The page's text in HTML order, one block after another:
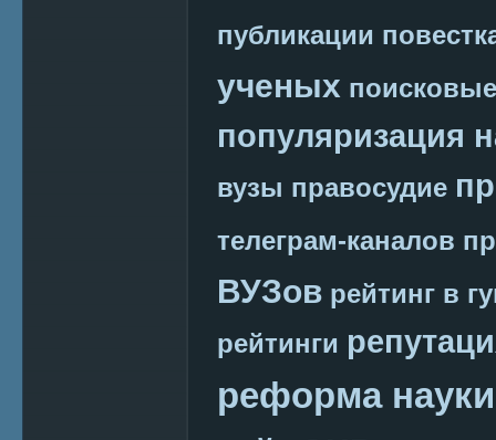
публикации
ученых
популяризация
вузы правосудие
телеграм-каналов
ВУЗов рейтинг в
рейтинги
реформа науки